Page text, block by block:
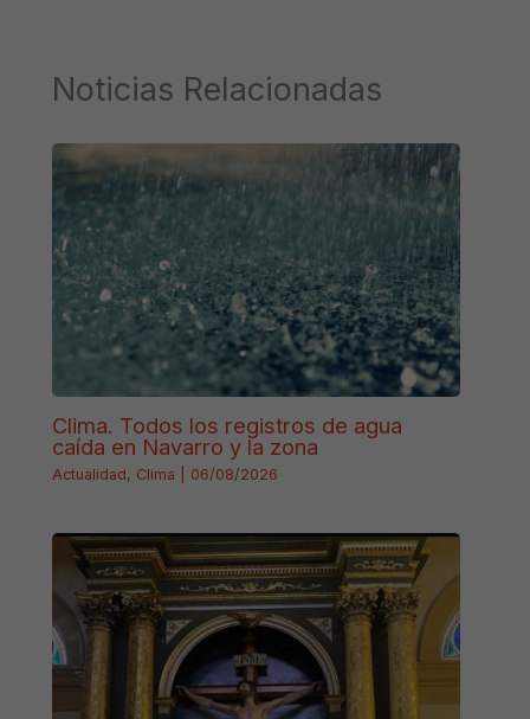
Noticias Relacionadas
Clima. Todos los registros de agua
caída en Navarro y la zona
Actualidad, Clima 06/08/2026